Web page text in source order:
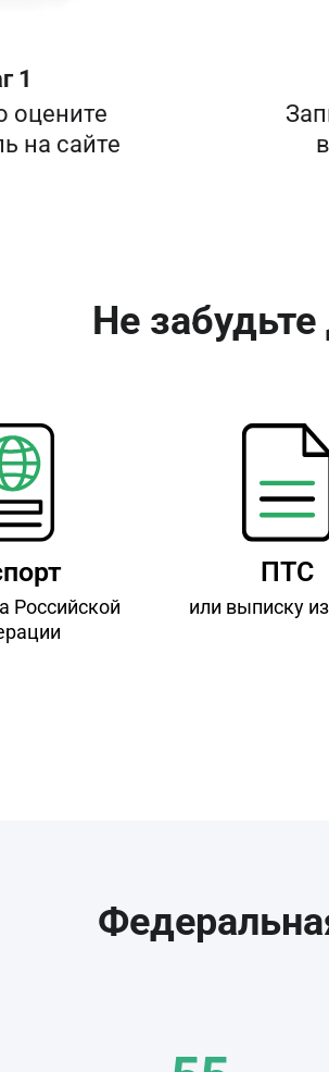
1
оцените
Не
Российской
ПТС
или выписку